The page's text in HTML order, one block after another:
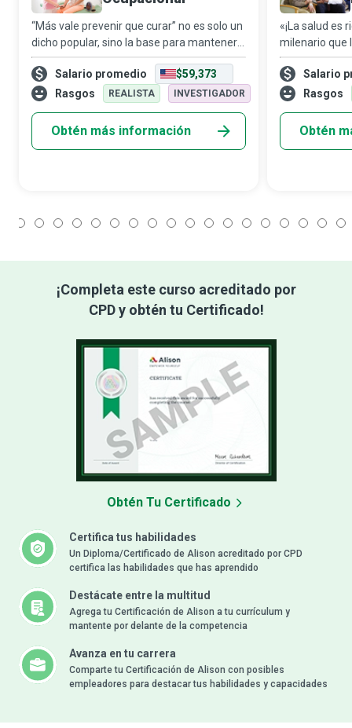
“Más vale prevenir que curar” no es solo un
dicho popular, sino la base para mantener
la seguridad en entornos laborales
diversos, ya sea en tiendas minoristas o
plantas de manufactura. Ante los numer
Salario promedio
$59,373
Rasgos
REALISTA INVESTIGADOR
Obtén más información
«¡La salud es
milenario que
promoción de
convertir en
comunidad y
Salario
Rasgos
Obtén
¡Completa este curso acreditado por
CPD y obtén tu Certificado!
Certifica tus habilidades
Un Diploma/Certificado de Alison acreditado por CPD
certifica las habilidades que has aprendido
Destácate entre la multitud
Agrega tu Certificación de Alison a tu currículum y
mantente por delante de la competencia
Avanza en tu carrera
Comparte tu Certificación de Alison con posibles
empleadores para destacar tus habilidades y capacidades
Obtén Tu Certificado